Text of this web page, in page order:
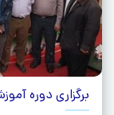
برگزاری دوره